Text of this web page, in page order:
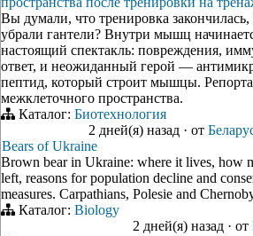
Вы думали, что тренировка закончилась,
убрали гантели? Внутри мышц
настоящий спектакль: повреждения,
ответ, и неожиданный герой —
пептид, который строит мышцы.
межклеточного пространства.
Каталог: Биотехнология
2 дней(я) назад · от
Bears of Ukraine
Brown bear in Ukraine: where it lives, how
left, reasons for population decline and
measures. Carpathians, Polesie and
Каталог: Biology
2 дней(я) назад · от